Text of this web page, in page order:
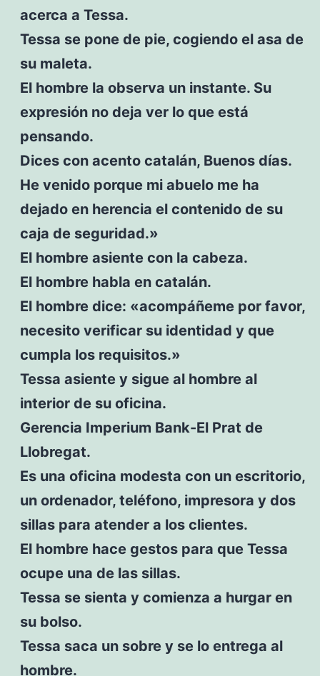
acerca a Tessa.
Tessa se pone de pie, cogiendo el asa de
su maleta.
El hombre la observa un instante. Su
expresión no deja ver lo que está
pensando.
Dices con acento catalán, Buenos días.
He venido porque mi abuelo me ha
dejado en herencia el contenido de su
caja de seguridad.»
El hombre asiente con la cabeza.
El hombre habla en catalán.
El hombre dice: «acompáñeme por favor,
necesito verificar su identidad y que
cumpla los requisitos.»
Tessa asiente y sigue al hombre al
interior de su oficina.
Gerencia Imperium Bank-El Prat de
Llobregat.
Es una oficina modesta con un escritorio,
un ordenador, teléfono, impresora y dos
sillas para atender a los clientes.
El hombre hace gestos para que Tessa
ocupe una de las sillas.
Tessa se sienta y comienza a hurgar en
su bolso.
Tessa saca un sobre y se lo entrega al
hombre.